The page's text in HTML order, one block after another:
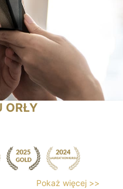
ORŁY
Pokaż więcej >>